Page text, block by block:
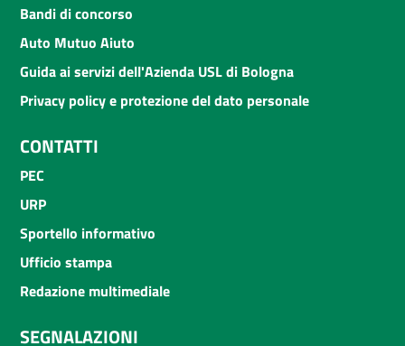
Bandi di concorso
Auto Mutuo Aiuto
Guida ai servizi dell'Azienda USL di Bologna
Privacy policy e protezione del dato personale
CONTATTI
PEC
URP
Sportello informativo
Ufficio stampa
Redazione multimediale
SEGNALAZIONI